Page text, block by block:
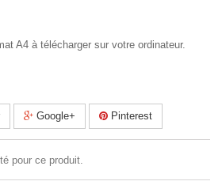
A4 à télécharger sur votre ordinateur.
Google+ Pinterest
pour ce produit.